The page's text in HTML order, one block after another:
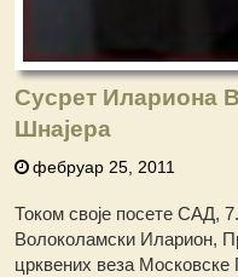
Сусрет Илариона
Шнајера
фебруар 25, 2011
Током своје посете САД,
Волоколамски Иларион,
црквених веза Московске